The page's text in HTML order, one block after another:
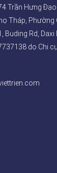
Trần Hưng
Tháp, Phường
Buding Rd, Daxi
do Chi